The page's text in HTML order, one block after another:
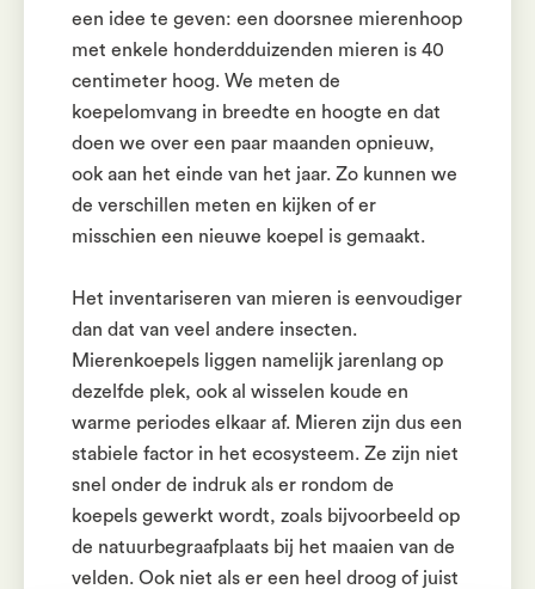
een idee te geven: een doorsnee mierenhoop
met enkele honderdduizenden mieren is 40
centimeter hoog. We meten de
koepelomvang in breedte en hoogte en dat
doen we over een paar maanden opnieuw,
ook aan het einde van het jaar. Zo kunnen we
de verschillen meten en kijken of er
misschien een nieuwe koepel is gemaakt.
Het inventariseren van mieren is eenvoudiger
dan dat van veel andere insecten.
Mierenkoepels liggen namelijk jarenlang op
dezelfde plek, ook al wisselen koude en
warme periodes elkaar af. Mieren zijn dus een
stabiele factor in het ecosysteem. Ze zijn niet
snel onder de indruk als er rondom de
koepels gewerkt wordt, zoals bijvoorbeeld op
de natuurbegraafplaats bij het maaien van de
velden. Ook niet als er een heel droog of juist